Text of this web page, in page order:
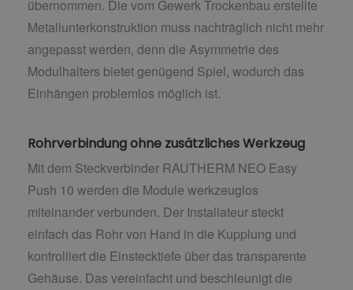
übernommen. Die vom Gewerk Trockenbau erstellte
Metallunterkonstruktion muss nachträglich nicht mehr
angepasst werden, denn die Asymmetrie des
Modulhalters bietet genügend Spiel, wodurch das
Einhängen problemlos möglich ist.
Rohrverbindung ohne zusätzliches Werkzeug
Mit dem Steckverbinder RAUTHERM NEO Easy
Push 10 werden die Module werkzeuglos
miteinander verbunden. Der Installateur steckt
einfach das Rohr von Hand in die Kupplung und
kontrolliert die Einstecktiefe über das transparente
Gehäuse. Das vereinfacht und beschleunigt die